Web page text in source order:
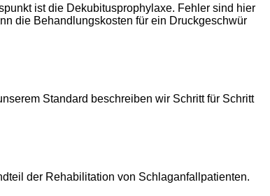
ist die Dekubitusprophylaxe. Fehler sind hier
die Behandlungskosten für ein Druckgeschwür
Standard beschreiben wir Schritt für Schritt
der Rehabilitation von Schlaganfallpatienten.